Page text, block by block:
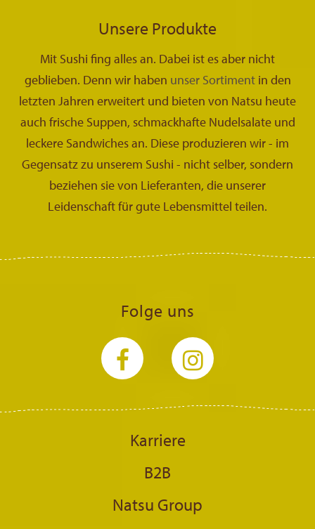
Unsere Produkte
Mit Sushi fing alles an. Dabei ist es aber nicht
geblieben. Denn wir haben unser Sortimentin den
letzten Jahren erweitert und bieten von Natsu heute
auch frische Suppen, schmackhafte Nudelsalate und
leckere Sandwiches an. Diese produzieren wir - im
Gegensatz zu unserem Sushi - nicht selber, sondern
beziehen sie von Lieferanten, die unserer
Leidenschaft für gute Lebensmittel teilen.
Folge uns
Karriere
B2B
Natsu Group